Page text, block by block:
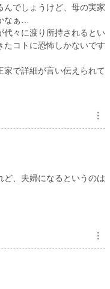
んでしょうけど、母の実家
なぁ…
代々に渡り所持されるとい
たコトに恐怖しかないです
で詳細が言い伝えられて
︙
ど、夫婦になるというのは
︙